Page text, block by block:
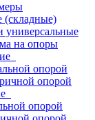
(складные)
универсальные
на опоры
опорой
опорой
опорой